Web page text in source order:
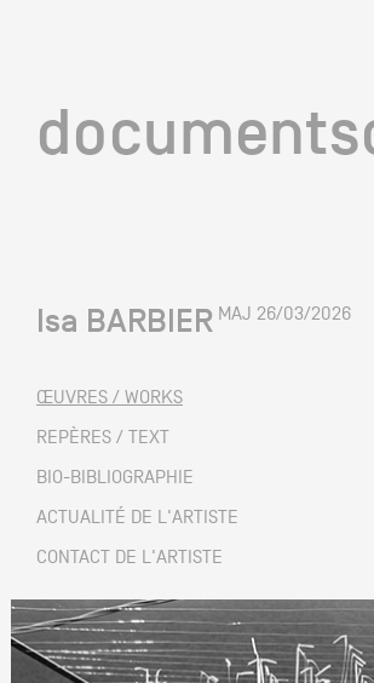
Équipe
Isa BARBIER MAJ 26/03/2026
ŒUVRES / WORKS
REPÈRES / TEXT
BIO-BIBLIOGRAPHIE
ACTUALITÉ DE L'ARTISTE
CONTACT DE L'ARTISTE